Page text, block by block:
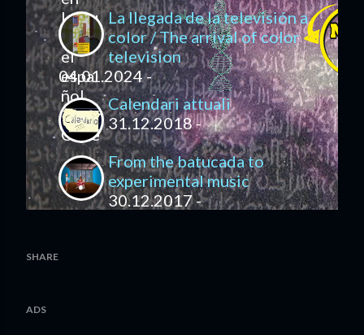
La llegada de la televisión a
color / The arrival of color
television
04.01.2024 -
Calendari attuali
31.12.2018 -
From the batucada to
experimental music
30.12.2017 -
SHARE
ADS